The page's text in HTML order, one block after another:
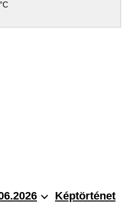
Képtörténet